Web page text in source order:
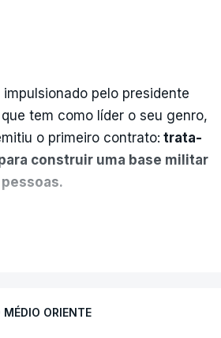
impulsionado pelo presidente
tem como líder o seu genro,
o primeiro contrato: trata-
construir uma base militar
a Administração norte-
MÉDIO ORIENTE